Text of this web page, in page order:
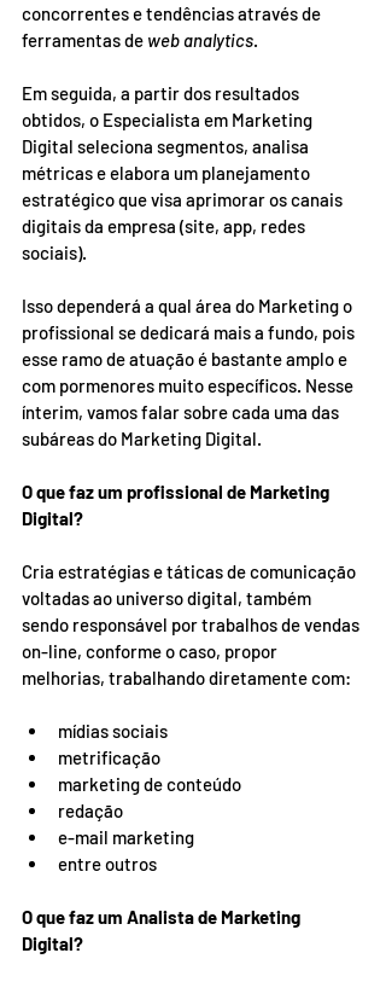
concorrentes e tendências através de
ferramentas de web analytics.
Em seguida, a partir dos resultados
obtidos, o Especialista em Marketing
Digital seleciona segmentos, analisa
métricas e elabora um planejamento
estratégico que visa aprimorar os canais
digitais da empresa (site, app, redes
sociais).
Isso dependerá a qual área do Marketing o
profissional se dedicará mais a fundo, pois
esse ramo de atuação é bastante amplo e
com pormenores muito específicos. Nesse
ínterim, vamos falar sobre cada uma das
subáreas do Marketing Digital.
O que faz um profissional de Marketing
Digital?
Cria estratégias e táticas de comunicação
voltadas ao universo digital, também
sendo responsável por trabalhos de vendas
on-line, conforme o caso, propor
melhorias, trabalhando diretamente com:
mídias sociais
metrificação
marketing de conteúdo
redação
e-mail marketing
entre outros
O que faz um Analista de Marketing
Digital?